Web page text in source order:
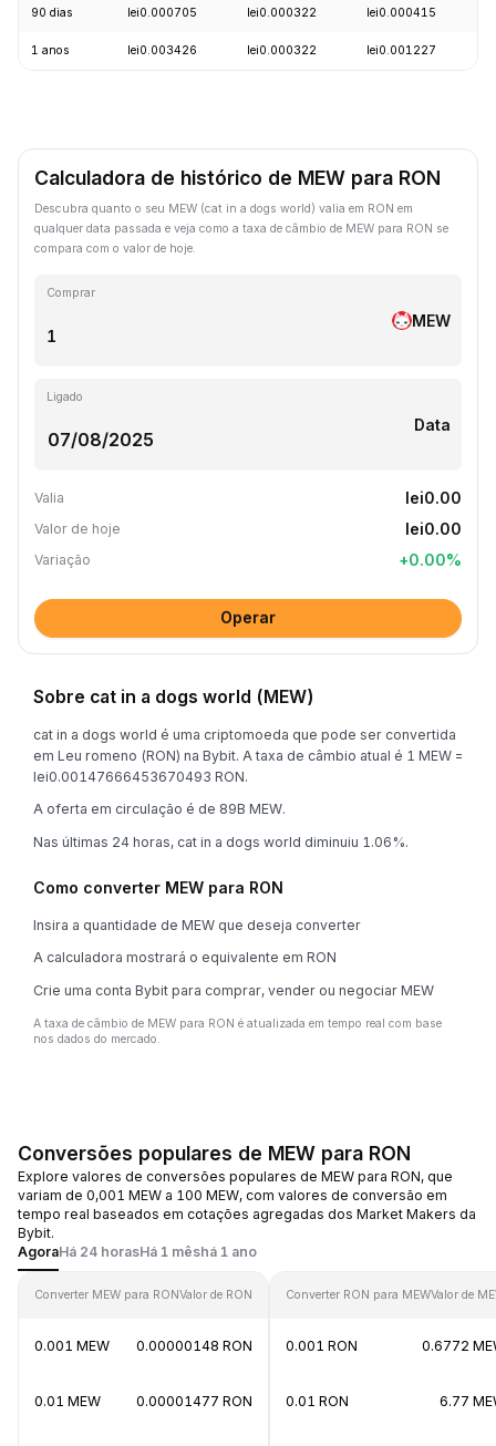
90 dias lei0.000705 lei0.000322 lei0.000415
1 anos lei0.003426 lei0.000322 lei0.001227
Calculadora de histórico de MEW para RON
Descubra quanto o seu MEW (cat in a dogs world) valia em RON em
qualquer data passada e veja como a taxa de câmbio de MEW para RON se
compara com o valor de hoje.
Comprar
MEW
Ligado
Data
Valia lei0.00
Valor de hoje lei0.00
Variação +0.00%
Operar
Sobre cat in a dogs world (MEW)
cat in a dogs world é uma criptomoeda que pode ser convertida
em Leu romeno (RON) na Bybit. A taxa de câmbio atual é 1 MEW =
lei0.00147666453670493 RON.
A oferta em circulação é de 89B MEW.
Nas últimas 24 horas, cat in a dogs world diminuiu 1.06%.
Como converter MEW para RON
Insira a quantidade de MEW que deseja converter
A calculadora mostrará o equivalente em RON
Crie uma conta Bybit para comprar, vender ou negociar MEW
A taxa de câmbio de MEW para RON é atualizada em tempo real com base
nos dados do mercado.
Conversões populares de MEW para RON
Explore valores de conversões populares de MEW para RON, que
variam de 0,001 MEW a 100 MEW, com valores de conversão em
tempo real baseados em cotações agregadas dos Market Makers da
Bybit.
AgoraHá 24 horasHá 1 mêshá 1 ano
Converter MEW para RONValor de RON
0.001 MEW 0.00000148 RON
0.01 MEW 0.00001477 RON
Converter RON para MEWValor de
0.001 RON 0.6772
0.01 RON 6.77